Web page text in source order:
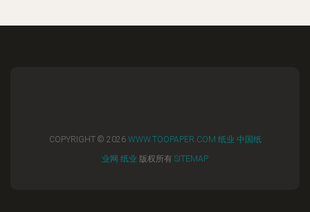
COPYRIGHT © 2026 WWW.TOOPAPER.COM 纸业 中国纸
业网 纸业 版权所有 SITEMAP